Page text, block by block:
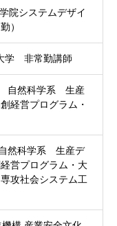
システムデザイ
）
学 非常勤講師
自然科学系 生産
経営プログラム・
然科学系 生産デ
営プログラム・大
攻社会システム工